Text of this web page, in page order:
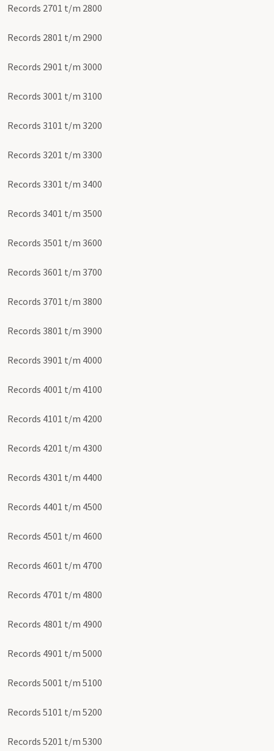
Records 2701 t/m 2800
Records 2801 t/m 2900
Records 2901 t/m 3000
Records 3001 t/m 3100
Records 3101 t/m 3200
Records 3201 t/m 3300
Records 3301 t/m 3400
Records 3401 t/m 3500
Records 3501 t/m 3600
Records 3601 t/m 3700
Records 3701 t/m 3800
Records 3801 t/m 3900
Records 3901 t/m 4000
Records 4001 t/m 4100
Records 4101 t/m 4200
Records 4201 t/m 4300
Records 4301 t/m 4400
Records 4401 t/m 4500
Records 4501 t/m 4600
Records 4601 t/m 4700
Records 4701 t/m 4800
Records 4801 t/m 4900
Records 4901 t/m 5000
Records 5001 t/m 5100
Records 5101 t/m 5200
Records 5201 t/m 5300